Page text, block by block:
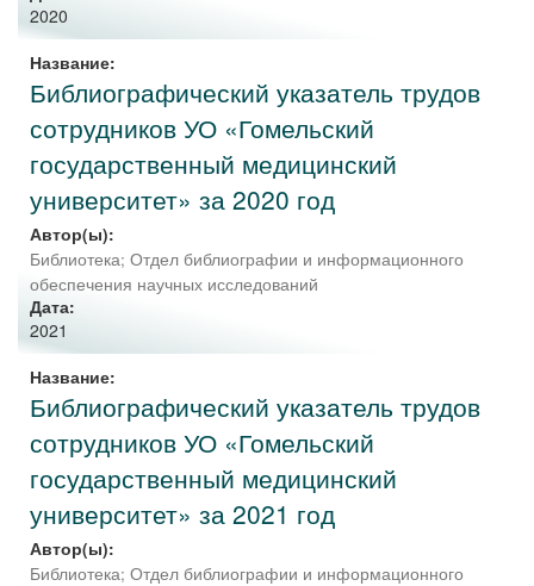
2020
Название:
Библиографический указатель трудов
сотрудников УО «Гомельский
государственный медицинский
университет» за 2020 год
Автор(ы):
Библиотека; Отдел библиографии и информационного
обеспечения научных исследований
Дата:
2021
Название:
Библиографический указатель трудов
сотрудников УО «Гомельский
государственный медицинский
университет» за 2021 год
Автор(ы):
Библиотека; Отдел библиографии и информационного